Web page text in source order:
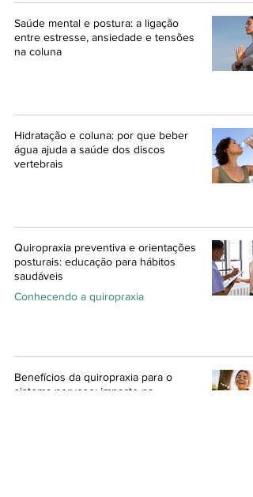
Saúde mental e postura: a ligação
entre estresse, ansiedade e tensões
na coluna
Hidratação e coluna: por que beber
água ajuda a saúde dos discos
vertebrais
Quiropraxia preventiva e orientações
posturais: educação para hábitos
saudáveis
Conhecendo a quiropraxia
Benefícios da quiropraxia para o
sistema nervoso: impacto na